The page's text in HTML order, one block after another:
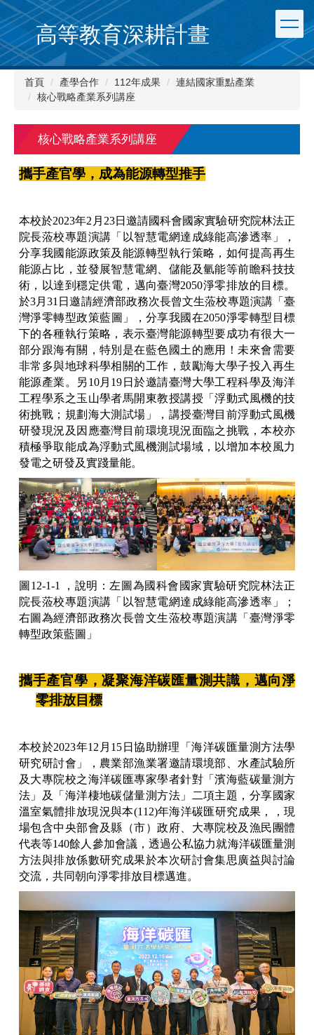
跳
到
主
要
內
高等教育深耕計畫
首頁 產學合作 112年成果
連結國家重點產業
核心戰略產業系列講座
核心戰略產業系列講座
攜手產官學，成為能源轉型推手
本校於2023年2月23日邀請國科會國家實驗研究院林法正
院長蒞校專題演講「以智慧電網達成綠能高滲透率」，
分享我國能源政策及能源轉型執行策略，如何提高再生
能源占比，並發展智慧電網、儲能及氫能等前瞻科技技
術，以達到穩定供電，邁向臺灣2050淨零排放的目標。
於3月31日邀請經濟部政務次長曾文生蒞校專題演講「臺
灣淨零轉型政策藍圖」，分享我國在2050淨零轉型目標
下的各種執行策略，表示臺灣能源轉型要成功有很大一
部分跟海有關，特別是在藍色國土的應用！未來會需要
非常多與地球科學相關的工作，鼓勵海大學子投入再生
能源產業。另10月19日於邀請臺灣大學工程科學及海洋
工程學系之玉山學者馬開東教授講授「浮動式風機的技
術挑戰；規劃海大測試場」，講授臺灣目前浮動式風機
研發現況及因應臺灣目前環境現況面臨之挑戰，本校亦
積極爭取能成為浮動式風機測試場域，以增加本校風力
發電之研發及實踐量能。
圖12-1-1 ，說明：左圖為國科會國家實驗研究院林法正
院長蒞校專題演講「以智慧電網達成綠能高滲透率」；
右圖為經濟部政務次長曾文生蒞校專題演講「臺灣淨零
轉型政策藍圖」
攜手產官學，凝聚海洋碳匯量測共識，邁向淨
零排放目標
本校於2023年12月15日協助辦理「海洋碳匯量測方法學
研究研討會」，農業部漁業署邀請環境部、水產試驗所
及大專院校之海洋碳匯專家學者針對「濱海藍碳量測方
法」及「海洋棲地碳儲量測方法」二項主題，分享國家
溫室氣體排放現況與本(112)年海洋碳匯研究成果，，現
場包含中央部會及縣（市）政府、大專院校及漁民團體
代表等140餘人參加會議，透過公私協力就海洋碳匯量測
方法與排放係數研究成果於本次研討會集思廣益與討論
交流，共同朝向淨零排放目標邁進。